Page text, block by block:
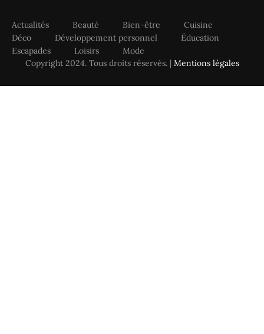
Actualités Beauté Bien-être
Cuisine
Déco
Développement personnel
Éducation
Escapades
Loisirs
Mode
Copyright 2024. Tous droits réservés. | Mentions légales